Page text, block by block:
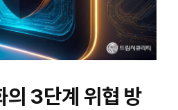
의 3단계 위협 방